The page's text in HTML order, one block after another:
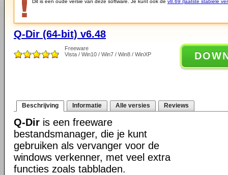
Dit is een oude versie van deze software. Je kunt ook de v8.69 (laatste stabiele
Q-Dir (64-bit) v6.48
Freeware
Vista / Win10 / Win7 / Win8 / WinXP
Beschrijving Informatie Alle versies Reviews
Q-Dir is een freeware
bestandsmanager, die je kunt
gebruiken als vervanger voor de
windows verkenner, met veel extra
functies zoals tabbladen.